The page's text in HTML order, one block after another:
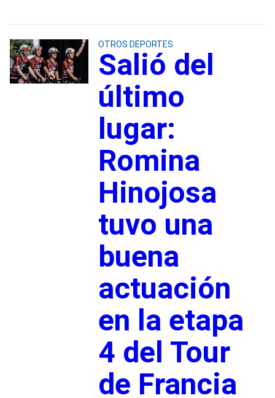
OTROS DEPORTES
Salió del
último
lugar:
Romina
Hinojosa
tuvo una
buena
actuación
en la etapa
4 del Tour
de Francia